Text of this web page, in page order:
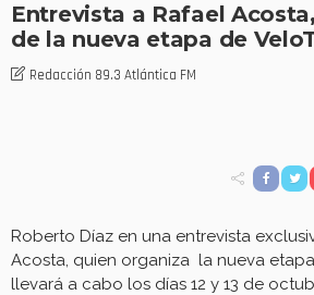
Entrevista a Rafael
de la nueva etapa de
Redacción 89.3 Atlántica FM
Roberto Díaz en una entrevista
Acosta, quien organiza la nueva
llevará a cabo los días 12 y 13 de